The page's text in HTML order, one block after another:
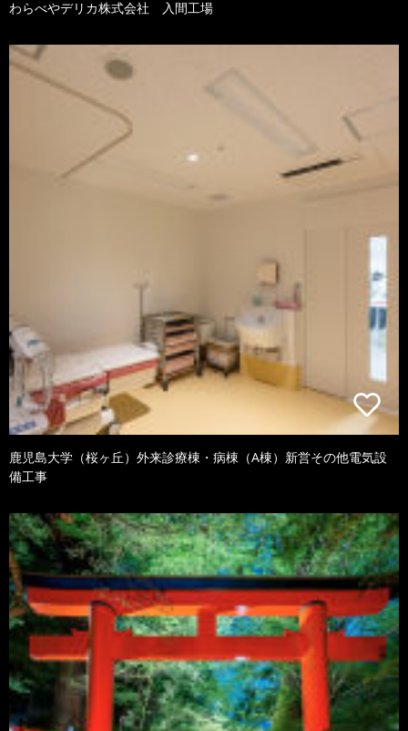
わらべやデリカ株式会社 入間工場
鹿児島大学（桜ヶ丘）外来診療棟・病棟（A棟）新営その他電気設
備工事